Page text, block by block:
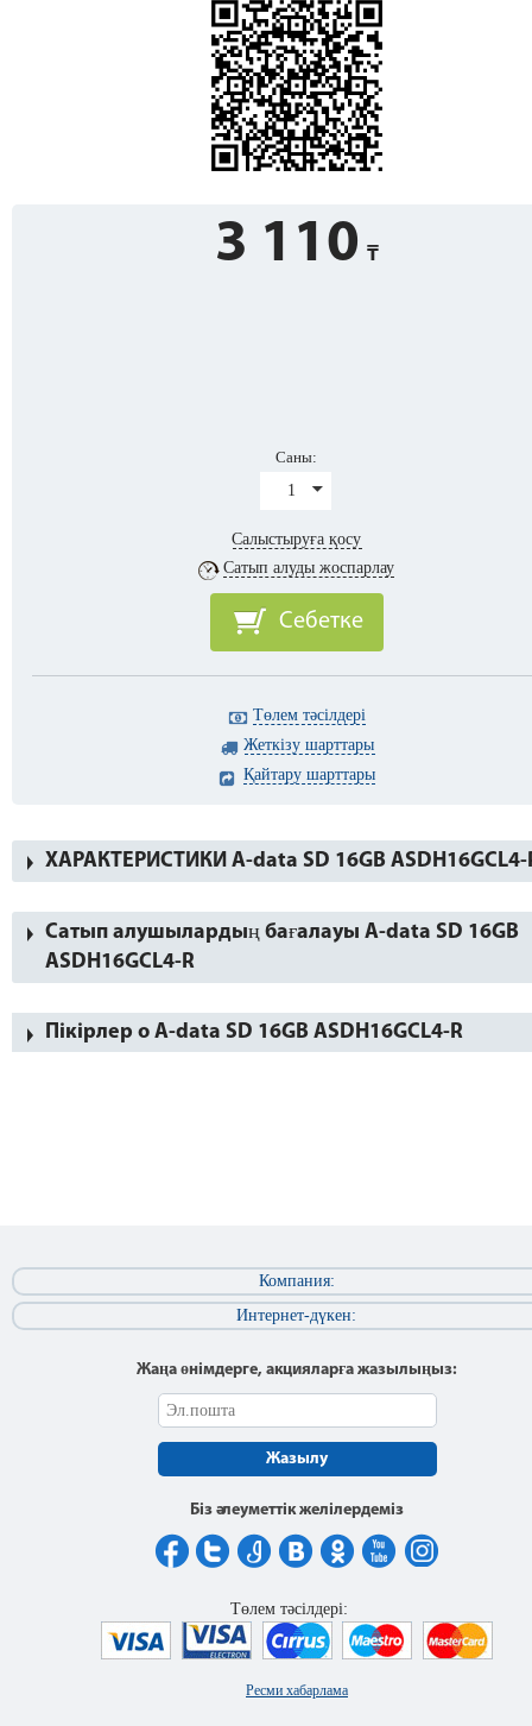
3 110
Саны:
1
Салыстыруға қосу
Сатып алуды жоспарлау
Себетке
Төлем тәсілдері
Жеткізу шарттары
Қайтару шарттары
ХАРАКТЕРИСТИКИ A-data SD 16GB ASDH16GCL4-
Сатып алушылардың бағалауы A-data SD 16GB
ASDH16GCL4-R
Пікірлер о A-data SD 16GB ASDH16GCL4-R
Компания:
Интернет-дүкен:
Жаңа өнімдерге, акцияларға жазылыңыз:
Жазылу
Біз әлеуметтік желілердеміз
Ресми хабарлама
Төлем тәсілдері: